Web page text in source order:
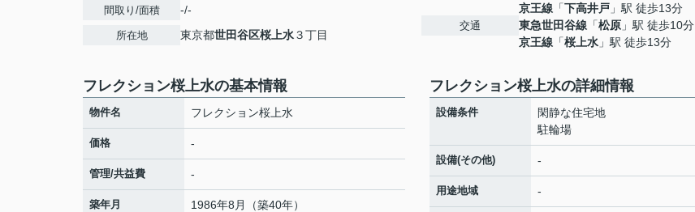
間取り/面積 -/-
所在地 東京都世田谷区桜上水３丁目
交通
京王線 「下高井戸 」駅 徒歩13分
東急世田谷線 「松原 」駅 徒歩10分
京王線 「桜上水 」駅 徒歩13分
フレクション桜上水の基本情報
物件名 フレクション桜上水
価格 -
管理/共益費 -
築年月 1986年8月（築40年）
フレクション桜上水の詳細情報
設備条件
閑静な住宅地
駐輪場
設備(その他) -
用途地域 -